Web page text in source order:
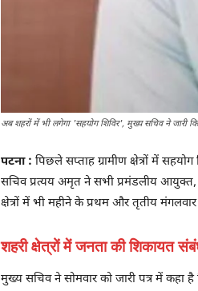
अब शहरों में भी लगेगा 'सहयोग शिविर', मुख्य सचिव ने जारी
पटना : पिछले सप्ताह ग्रामीण क्षेत्रों में
सचिव प्रत्यय अमृत ने सभी प्रमंडलीय आयुक्त,
क्षेत्रों में भी महीने के प्रथम और तृतीय
शहरी क्षेत्रों में जनता की शिकायत
मुख्य सचिव ने सोमवार को जारी पत्र में कहा